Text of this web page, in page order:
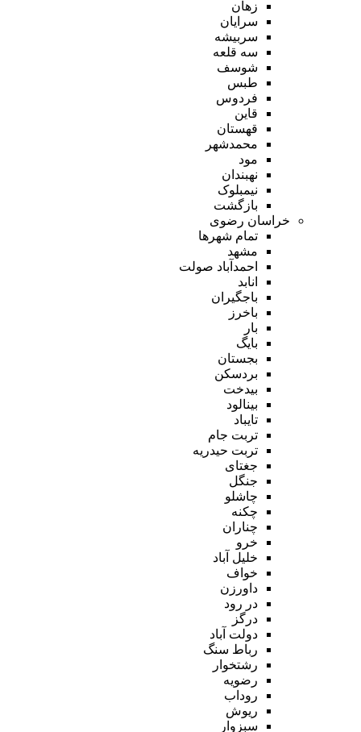
زهان
سرایان
سربیشه
سه قلعه
شوسف
طبس
فردوس
قاین
قهستان
محمدشهر
مود
نهبندان
نیمبلوک
بازگشت
خراسان رضوی
تمام شهر‌ها
مشهد
احمدآباد صولت
انابد
باجگیران
باخرز
بار
بایگ
بجستان
بردسکن
بیدخت
بینالود
تایباد
تربت جام
تربت حیدریه
جغتای
جنگل
چاشلو
چکنه
چناران
خرو
خلیل آباد
خواف
داورزن
در رود
درگز
دولت آباد
رباط سنگ
رشتخوار
رضویه
روداب
ریوش
سبزوار